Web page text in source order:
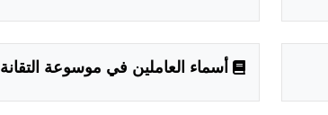
أسماء العاملين في موسوعة التقانة